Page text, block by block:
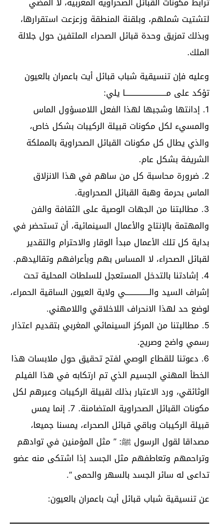
لتشتيت شملهم، وبلقنة المنطقة وزعزعت استقرارها،
وبذلك تمزيق وحدة قبائل الصحراء الملتفين حول جلالة
الملك.
وعليه فإن تنسيقية شباب قبائل أيت باعمران بالعيون
تؤكد على مــــــــــــــــــــــــــــا يلي:
1. إدانتها وشجبها لهذا الفعل اللامسؤول الماس
والمسيء لكل مكونات قبيلة الركيبات بشكل خاص،
والذي يطال كل مكونات القبائل الصحراوية بالمملكة
الشريفة بشكل عام.
2. ضرورة محاسبة كل من ساهم في هذا الانزلاق
الماس بحرمة وهبة القبائل الصحراوية.
3. مطالبتنا من الجهات الوصية على الثقافة والفن
والمهتمة بالإنتاج والأعمال السينمائية، أن تستحضر في
بداية كل تلك الأعمال مبدأ الوقار والاحترام والتقدير
لقبائل الصحراء، لا المساس بهم وبأعرافهم وتقاليدهم.
4. إشادتنا بالتدخل المستعجل للسلطات المحلية تحت
إشراف السيد والــــــــــــــــي ولاية العيون الساقية الحمراء،
لوضع حد لهذا الانحراف اللاخلاقي واللامهني.
5. مطالبتنا من المركز السينمائي المغربي بتقديم اعتذار
رسمي واضح وصريح.
6. دعوتنا للقطاع الوصي لفتح تحقيق حول ملابسات هذا
الخطأ المهني الجسيم الذي تم ارتكابه في هذا الفيلم
الوثائقي، ورد الاعتبار بذلك لقبيلة الركيبات وعبرهم لكل
مكونات القبائل الصحراوية المتضامنة. 7. إنما يمس
قبيلة الركيبات وباقي قبائل الصحراء، يمسنا جميعا،
مصداقا لقول الرسول ﷺ: ” مثل المؤمنين في توادهم
وتراحمهم وتعاطفهم مثل الجسد إذا اشتكى منه عضو
تداعى له سائر الجسد بالسهر والحمى “.
عن تنسيقية شباب قبائل أيت باعمران بالعيون: